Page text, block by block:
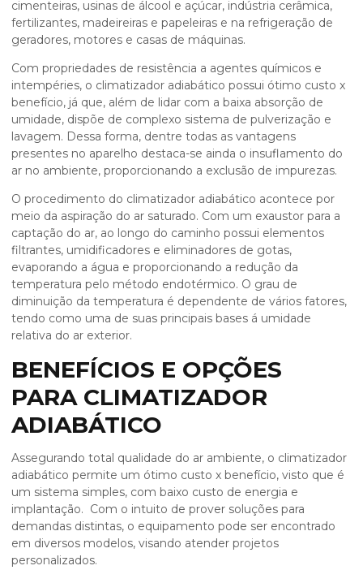
cimenteiras, usinas de álcool e açúcar, indústria cerâmica,
fertilizantes, madeireiras e papeleiras e na refrigeração de
geradores, motores e casas de máquinas.
Com propriedades de resistência a agentes químicos e
intempéries, o climatizador adiabático possui ótimo custo x
benefício, já que, além de lidar com a baixa absorção de
umidade, dispõe de complexo sistema de pulverização e
lavagem. Dessa forma, dentre todas as vantagens
presentes no aparelho destaca-se ainda o insuflamento do
ar no ambiente, proporcionando a exclusão de impurezas.
O procedimento do climatizador adiabático acontece por
meio da aspiração do ar saturado. Com um exaustor para a
captação do ar, ao longo do caminho possui elementos
filtrantes, umidificadores e eliminadores de gotas,
evaporando a água e proporcionando a redução da
temperatura pelo método endotérmico. O grau de
diminuição da temperatura é dependente de vários fatores,
tendo como uma de suas principais bases á umidade
relativa do ar exterior.
BENEFÍCIOS E OPÇÕES
PARA CLIMATIZADOR
ADIABÁTICO
Assegurando total qualidade do ar ambiente, o climatizador
adiabático permite um ótimo custo x benefício, visto que é
um sistema simples, com baixo custo de energia e
implantação. Com o intuito de prover soluções para
demandas distintas, o equipamento pode ser encontrado
em diversos modelos, visando atender projetos
personalizados.